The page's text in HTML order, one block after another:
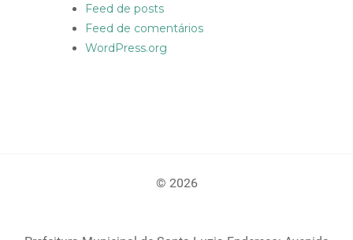
Feed de posts
Feed de comentários
WordPress.org
© 2026